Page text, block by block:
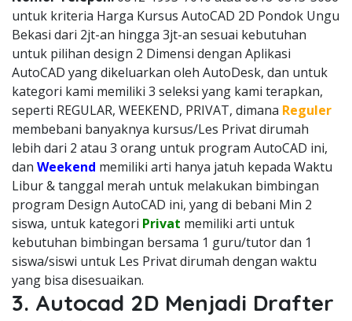
untuk kriteria Harga Kursus AutoCAD 2D Pondok Ungu
Bekasi dari 2jt-an hingga 3jt-an sesuai kebutuhan
untuk pilihan design 2 Dimensi dengan Aplikasi
AutoCAD yang dikeluarkan oleh AutoDesk, dan untuk
kategori kami memiliki 3 seleksi yang kami terapkan,
seperti REGULAR, WEEKEND, PRIVAT, dimana Reguler
membebani banyaknya kursus/Les Privat dirumah
lebih dari 2 atau 3 orang untuk program AutoCAD ini,
dan Weekend memiliki arti hanya jatuh kepada Waktu
Libur & tanggal merah untuk melakukan bimbingan
program Design AutoCAD ini, yang di bebani Min 2
siswa, untuk kategori Privat memiliki arti untuk
kebutuhan bimbingan bersama 1 guru/tutor dan 1
siswa/siswi untuk Les Privat dirumah dengan waktu
yang bisa disesuaikan.
3. Autocad 2D Menjadi Drafter